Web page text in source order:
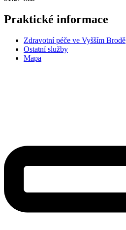
Praktické informace
Zdravotní péče ve Vyšším Brodě
Ostatní služby
Mapa